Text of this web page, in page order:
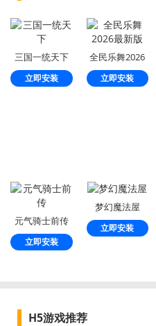
三国一统天下
立即安装
全民乐舞2026
最新版
立即安装
元气骑士前传
立即安装
梦幻魔法屋
立即安装
H5游戏推荐